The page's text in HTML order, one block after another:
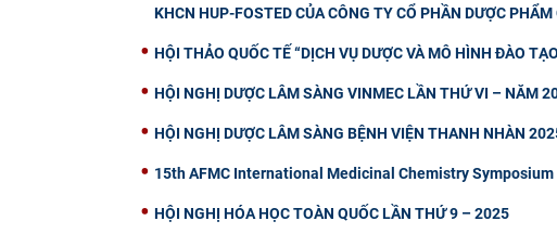
KHCN HUP-FOSTED CỦA CÔNG TY CỔ PHẦN DƯỢC PHẨM
HỘI THẢO QUỐC TẾ “DỊCH VỤ DƯỢC VÀ MÔ HÌNH ĐÀO
HỘI NGHỊ DƯỢC LÂM SÀNG VINMEC LẦN THỨ VI – NĂM
HỘI NGHỊ DƯỢC LÂM SÀNG BỆNH VIỆN THANH NHÀN
15th AFMC International Medicinal Chemistry Symposium
HỘI NGHỊ HÓA HỌC TOÀN QUỐC LẦN THỨ 9 – 2025